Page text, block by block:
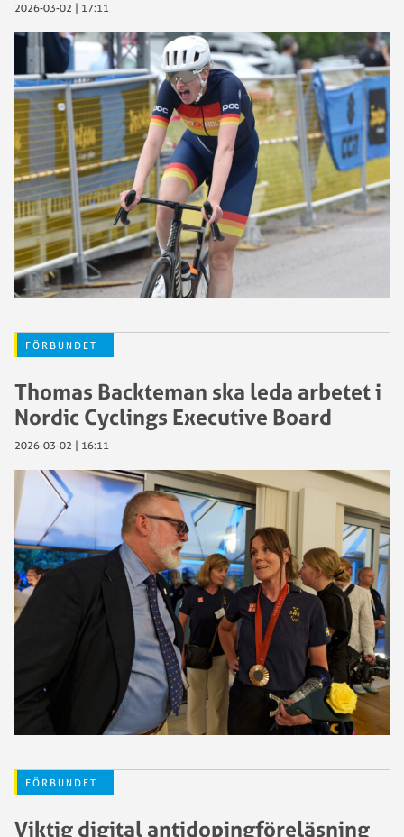
2026-03-02 | 17:11
FÖRBUNDET
Thomas Backteman ska leda arbetet i
Nordic Cyclings Executive Board
2026-03-02 | 16:11
FÖRBUNDET
Viktig digital antidopingföreläsning